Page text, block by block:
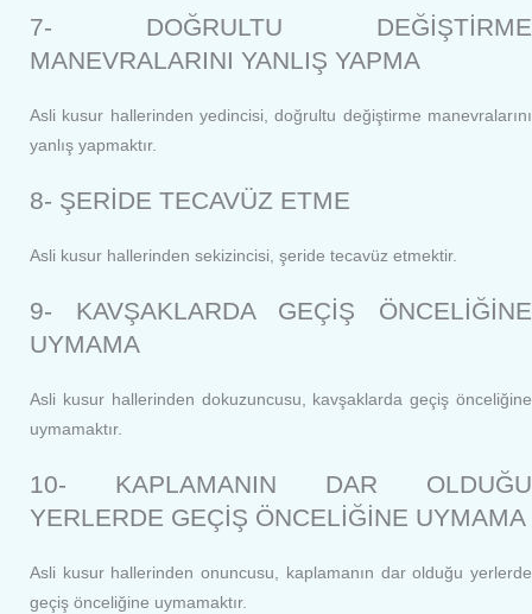
7- DOĞRULTU DEĞİŞTİRME
MANEVRALARINI YANLIŞ YAPMA
Asli kusur hallerinden yedincisi, doğrultu değiştirme manevralarını
yanlış yapmaktır.
8- ŞERİDE TECAVÜZ ETME
Asli kusur hallerinden sekizincisi, şeride tecavüz etmektir.
9- KAVŞAKLARDA GEÇİŞ ÖNCELİĞİNE
UYMAMA
Asli kusur hallerinden dokuzuncusu, kavşaklarda geçiş önceliğine
uymamaktır.
10- KAPLAMANIN DAR OLDUĞU
YERLERDE GEÇİŞ ÖNCELİĞİNE UYMAMA
Asli kusur hallerinden onuncusu, kaplamanın dar olduğu yerlerde
geçiş önceliğine uymamaktır.